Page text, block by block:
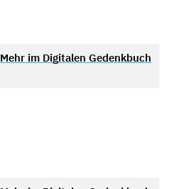
Mehr im Digitalen Gedenkbuch